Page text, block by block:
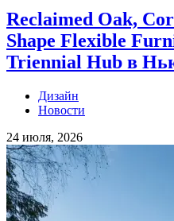
Reclaimed Oak,
Shape Flexible
Triennial Hub в
Дизайн
Новости
24 июля, 2026